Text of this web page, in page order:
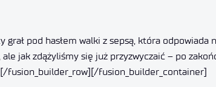
pod hasłem walki z sepsą, która
jak zdążyliśmy się już przyzwyczaić – po
fusion_builder_container]